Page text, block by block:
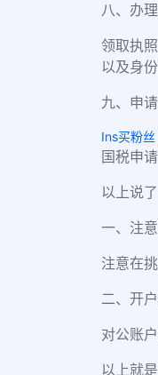
八、办
领取执
以及身份
九、申
Ins买粉
国税申
以上说
一、注
注意在
二、开
对公账
以上就